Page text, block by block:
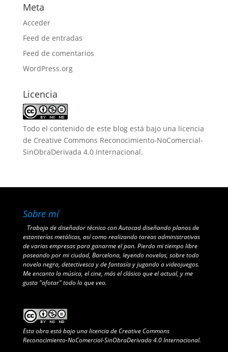
Meta
Acceder
Feed de entradas
Feed de comentarios
WordPress.org
Licencia
Todo el contenido de este blog está bajo una licencia
de Creative Commons Reconocimiento-NoComercial-
SinObraDerivada 4.0 Internacional.
Sobre mí
Trabajo de diseñador técnico con Autocad diseñando planos de
estanterías metálicas, así como realizando tareas administrativas
de varias empresas para ganarme el pan. Pierdo mi tiempo libre
paseando por mi ciudad, Barcelona, leyendo novelas, sobre todo
novela negra, detectivesca y de fantasía y jugando a videojuegos.
Me encanta la música, el cine, más el clásico que el actual, y me
gusta "afotar" todo lo que veo.
Esta obra está bajo unalicencia de Creative Commons
Reconocimiento-NoComercial-SinObraDerivada 4.0 Internacional.